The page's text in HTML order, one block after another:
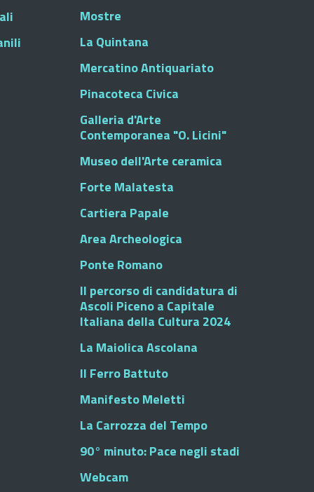
Mostre
La Quintana
Mercatino Antiquariato
Pinacoteca Civica
Galleria d'Arte
Contemporanea "O. Licini"
Museo dell'Arte ceramica
Forte Malatesta
Cartiera Papale
Area Archeologica
Ponte Romano
Il percorso di candidatura di
Ascoli Piceno a Capitale
Italiana della Cultura 2024
La Maiolica Ascolana
Il Ferro Battuto
Manifesto Meletti
La Carrozza del Tempo
90° minuto: Pace negli stadi
Webcam